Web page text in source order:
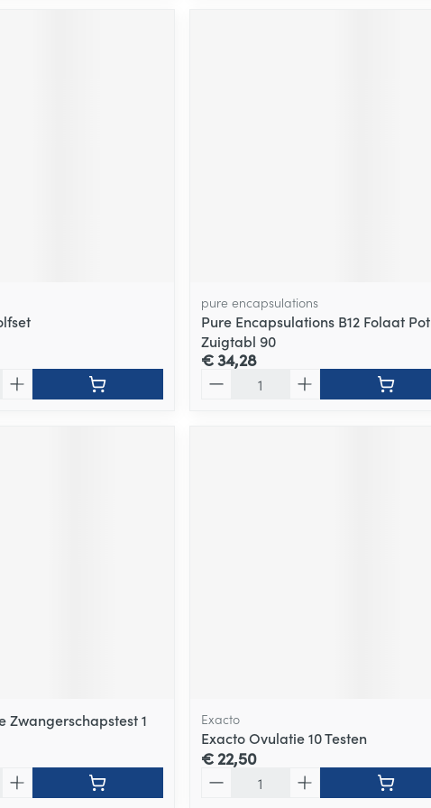
pure encapsulations
Pure Encapsulations B12 Folaat Pot
Zuigtabl 90
€ 34,28
Zwangerschapstest 1
Exacto
Exacto Ovulatie 10 Testen
€ 22,50